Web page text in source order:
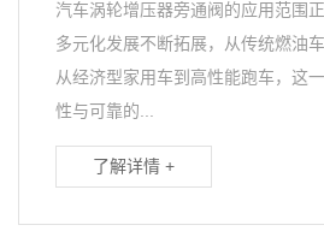
汽车涡轮增压器旁通阀的应用范围
多元化发展不断拓展，从传统燃油
从经济型家用车到高性能跑车，这
性与可靠的...
了解详情 +